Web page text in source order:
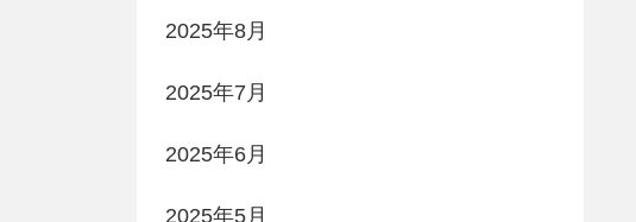
2025年8月
2025年7月
2025年6月
2025年5月